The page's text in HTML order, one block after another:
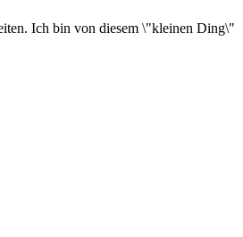
Ich bin von diesem \"kleinen Ding\"